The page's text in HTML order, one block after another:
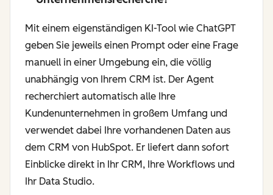
Mit einem eigenständigen KI-Tool wie ChatGPT
geben Sie jeweils einen Prompt oder eine Frage
manuell in einer Umgebung ein, die völlig
unabhängig von Ihrem CRM ist. Der Agent
recherchiert automatisch alle Ihre
Kundenunternehmen in großem Umfang und
verwendet dabei Ihre vorhandenen Daten aus
dem CRM von HubSpot. Er liefert dann sofort
Einblicke direkt in Ihr CRM, Ihre Workflows und
Ihr Data Studio.